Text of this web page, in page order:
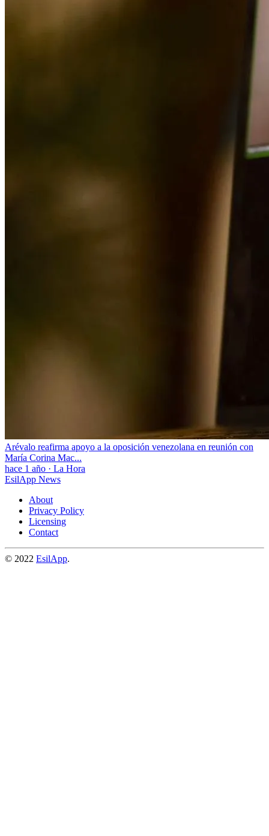
Arévalo reafirma apoyo a la oposición venezolana en reunión con
María Corina Mac...
hace 1 año · La Hora
EsilApp News
About
Privacy Policy
Licensing
Contact
© 2022 EsilApp.